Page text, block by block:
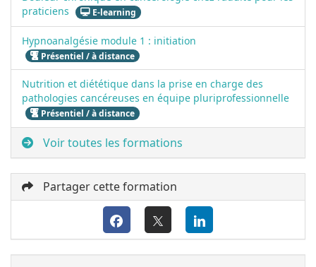
praticiens
E-learning
Hypnoanalgésie module 1 : initiation
Présentiel / à distance
Nutrition et diététique dans la prise en charge des
pathologies cancéreuses en équipe pluriprofessionnelle
Présentiel / à distance
Voir toutes les formations
Partager cette formation